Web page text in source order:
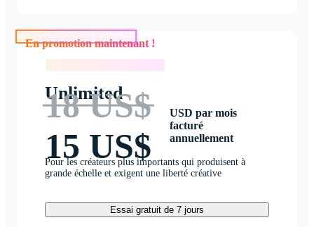
En promotion maintenant !
Unlimited
18 US$
15 US$
USD par mois
facturé
annuellement
Pour les créateurs plus importants qui produisent à
grande échelle et exigent une liberté créative
Essai gratuit de 7 jours